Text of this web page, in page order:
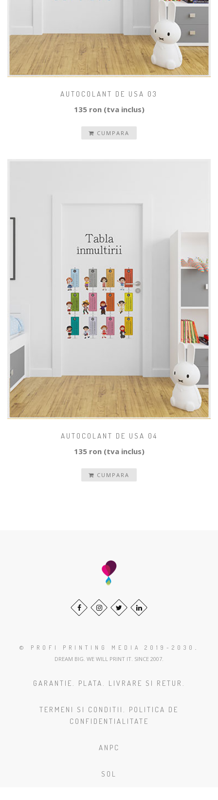
AUTOCOLANT DE USA 03
135 ron (tva inclus)
CUMPARA
AUTOCOLANT DE USA 04
135 ron (tva inclus)
CUMPARA
© PROFI PRINTING MEDIA 2019-2030 .
DREAM BIG. WE WILL PRINT IT. SINCE 2007.
GARANTIE. PLATA. LIVRARE SI RETUR.
TERMENI SI CONDITII. POLITICA DE
CONFIDENTIALITATE
ANPC
SOL